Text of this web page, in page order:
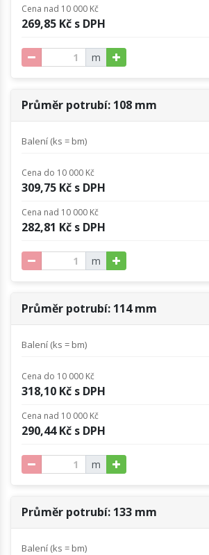
Cena nad 10 000 Kč
269,85 Kč s DPH
m
Průměr potrubí: 108 mm
Balení (ks = bm)
Cena do 10 000 Kč
309,75 Kč s DPH
Cena nad 10 000 Kč
282,81 Kč s DPH
m
Průměr potrubí: 114 mm
Balení (ks = bm)
Cena do 10 000 Kč
318,10 Kč s DPH
Cena nad 10 000 Kč
290,44 Kč s DPH
m
Průměr potrubí: 133 mm
Balení (ks = bm)